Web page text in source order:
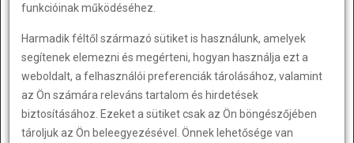
Kedves Vásárlóink és Partnereink!
A sorozatos csomagautomata hibák miatt a
továbbiakban nem tudjuk
vállalni a felelősséget a rendeléseik
funkcióinak működéséhez.
Harmadik féltől származó sütiket is használunk, amelyek
segítenek elemezni és megérteni, hogyan használja ezt a
weboldalt, a felhasználói preferenciák tárolásához, valamint
az Ön számára releváns tartalom és hirdetések
biztosításához. Ezeket a sütiket csak az Ön böngészőjében
tároljuk az Ön beleegyezésével. Önnek lehetősége van